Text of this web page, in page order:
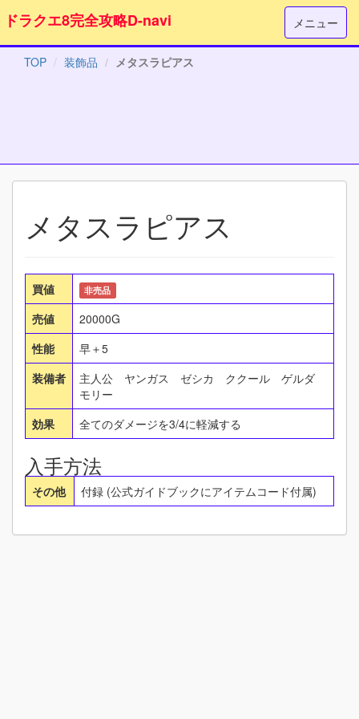
メニュー
ドラクエ8完全攻略D-navi
TOP 装飾品 メタスラピアス
メタスラピアス
買値 非売品
売値
20000G
性能
早＋5
装備者
主人公 ヤンガス ゼシカ ククール ゲルダ
モリー
効果
全てのダメージを3/4に軽減する
入手方法
その他 付録 (公式ガイドブックにアイテムコード付属)